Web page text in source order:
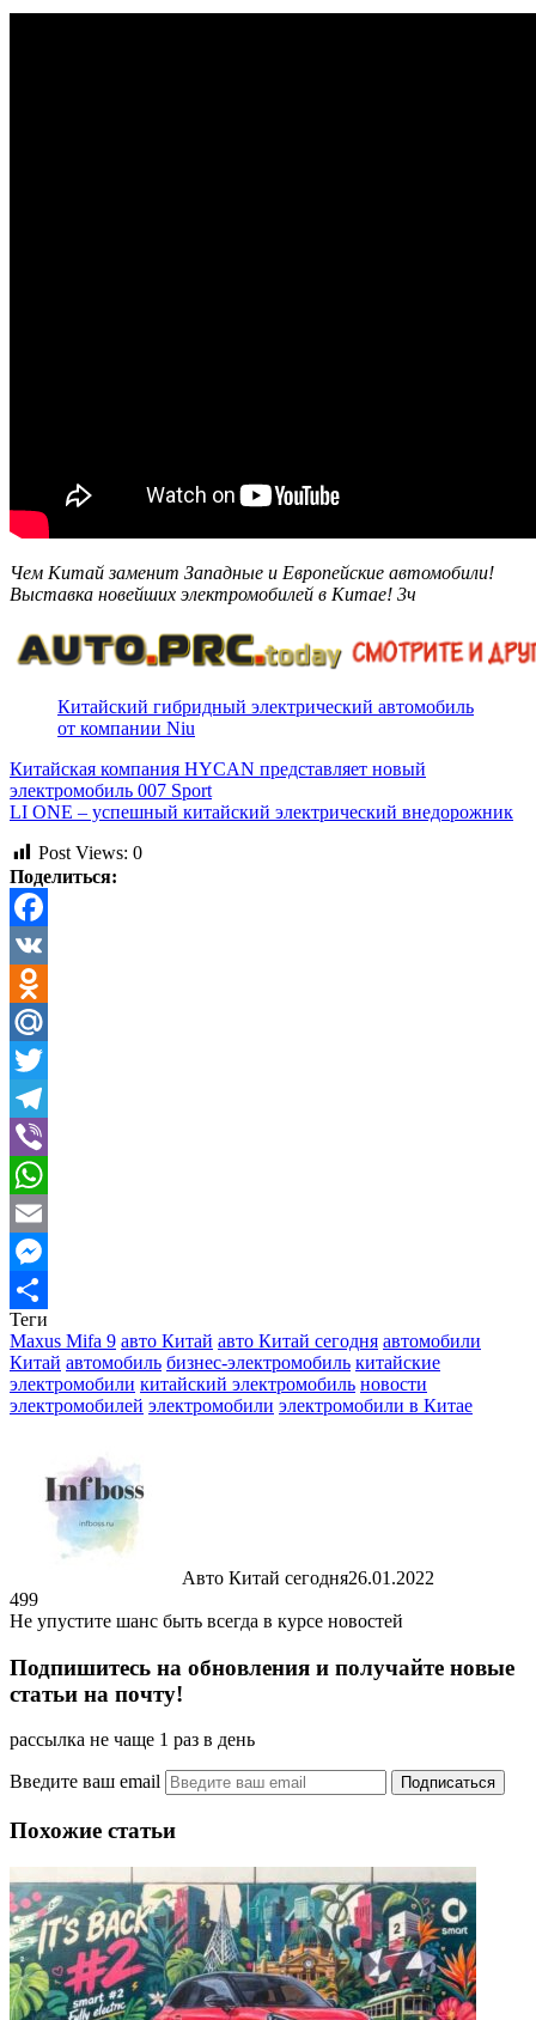
Чем Китай заменит Западные и Европейские автомобили!
Выставка новейших электромобилей в Китае! 3ч
Китайский гибридный электрический автомобиль
от компании Niu
Китайская компания HYCAN представляет новый
электромобиль 007 Sport
LI ONE – успешный китайский электрический внедорожник
Post Views: 0
Поделиться:
Facebook
VK
Odnoklassniki
Mail.Ru
Twitter
Telegram
Viber
WhatsApp
Email
Messenger
Отправить
Теги
Maxus Mifa 9 авто Китай авто Китай сегодня автомобили
Китай автомобиль бизнес-электромобиль китайские
электромобили китайский электромобиль новости
электромобилей электромобили электромобили в Китае
Авто Китай сегодня26.01.2022
499
Не упустите шанс быть всегда в курсе новостей
Подпишитесь на обновления и получайте новые
статьи на почту!
рассылка не чаще 1 раз в день
Введите ваш email
Похожие статьи